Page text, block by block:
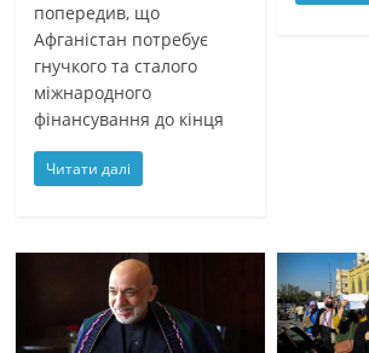
попередив, що
Афганістан потребує
гнучкого та сталого
міжнародного
фінансування до кінця
Читати далі